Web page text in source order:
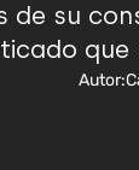
de su
que
Autor: